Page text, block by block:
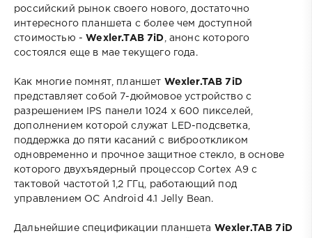
российский рынок своего нового, достаточно
интересного планшета с более чем доступной
стоимостью - Wexler.TAB 7iD , анонс которого
состоялся еще в мае текущего года.
Как многие помнят, планшет Wexler.TAB 7iD
представляет собой 7-дюймовое устройство с
разрешением IPS панели 1024 х 600 пикселей,
дополнением которой служат LED-подсветка,
поддержка до пяти касаний с виброоткликом
одновременно и прочное защитное стекло, в основе
которого двухъядерный процессор Cortex A9 с
тактовой частотой 1,2 ГГц, работающий под
управлением ОС Android 4.1 Jelly Bean.
Дальнейшие спецификации планшета Wexler.TAB 7iD